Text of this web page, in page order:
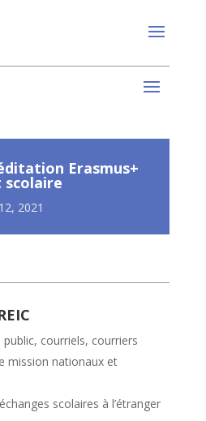
Erasmus+
scolaire
2021
courriels, courriers
mission nationaux et
scolaires à l’étranger